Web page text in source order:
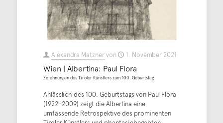
Alexandra Matznervon 1. November 2021
Wien | Albertina: Paul Flora
Zeichnungen des Tiroler Künstlers zum 100. Geburtstag
Anlässlich des 100. Geburtstags von Paul Flora
(1922–2009) zeigt die Albertina eine
umfassende Retrospektive des prominenten